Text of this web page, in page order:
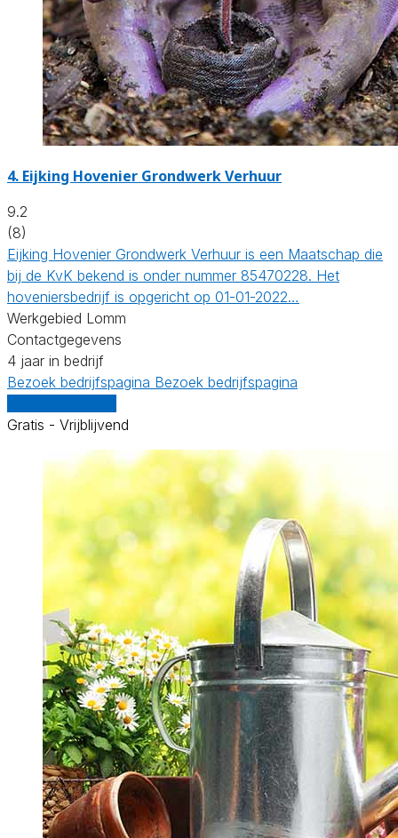
4. Eijking Hovenier Grondwerk Verhuur
9.2
(8)
Eijking Hovenier Grondwerk Verhuur is een Maatschap die
bij de KvK bekend is onder nummer 85470228. Het
hoveniersbedrijf is opgericht op 01-01-2022…
Werkgebied Lomm
Contactgegevens
4 jaar in bedrijf
Bezoek bedrijfspagina Bezoek bedrijfspagina
Gratis - Vrijblijvend